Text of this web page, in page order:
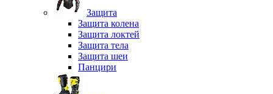
Защита
Защита колена
Защита локтей
Защита тела
Защита шеи
Панцири